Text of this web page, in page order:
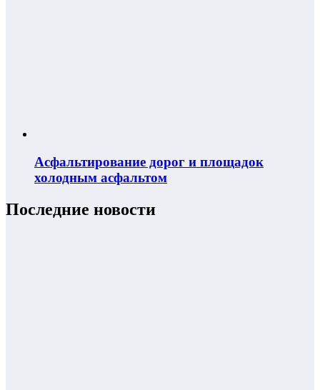
Асфальтирование дорог и площадок
холодным асфальтом
Последние новости